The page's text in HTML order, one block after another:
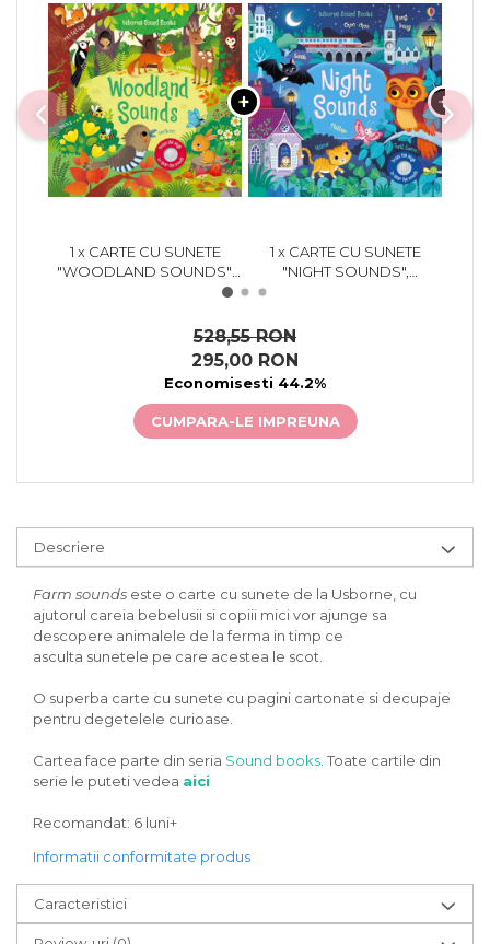
1 x CARTE CU SUNETE
"WOODLAND SOUNDS",
CARTONATA, USBORNE
1 x CARTE CU SUNETE
"NIGHT SOUNDS",
CARTONATA, USBORNE
528,55 RON
295,00 RON
Economisesti 44.2%
CUMPARA-LE IMPREUNA
Descriere
Farm sounds este o carte cu sunete de la Usborne, cu
ajutorul careia bebelusii si copiii mici vor ajunge sa
descopere animalele de la ferma in timp ce
asculta sunetele pe care acestea le scot.
O superba carte cu sunete cu pagini cartonate si decupaje
pentru degetelele curioase.
Cartea face parte din seria Sound books . Toate cartile din
serie le puteti vedea aici
Recomandat: 6 luni+
Informatii conformitate produs
Caracteristici